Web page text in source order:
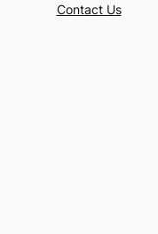
Contact Us